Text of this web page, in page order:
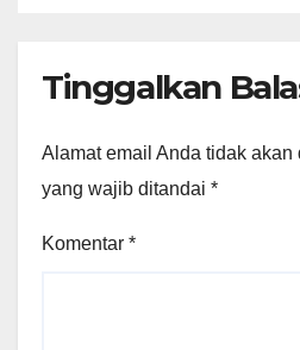
Tinggalkan
Alamat email Anda tidak akan
yang wajib ditandai *
Komentar *